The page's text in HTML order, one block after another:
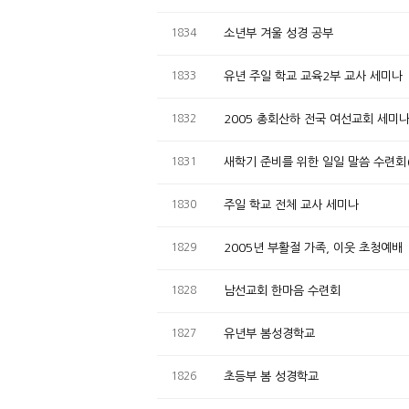
1834 소년부 겨울 성경 공부
1833 유년 주일 학교 교육2부 교사 세미나
1832 2005 총회산하 전국 여선교회 세미나
1831 새학기 준비를 위한 일일 말씀 수련회
1830 주일 학교 전체 교사 세미나
1829 2005년 부활절 가족, 이웃 초청예배
1828 남선교회 한마음 수련회
1827 유년부 봄성경학교
1826 초등부 봄 성경학교